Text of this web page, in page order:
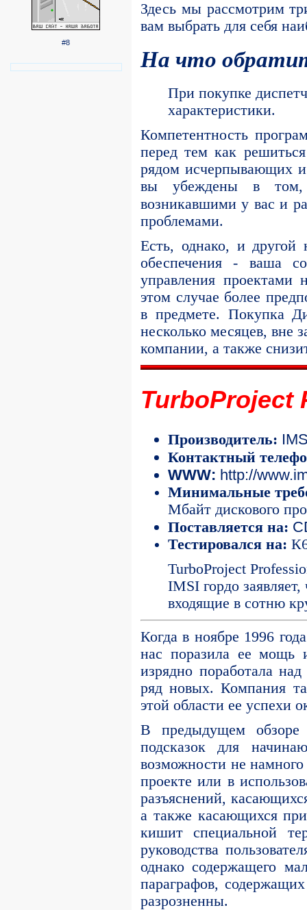
#8
Здесь мы рассмотрим
вам выбрать для себя
На что
При покупке
характеристики.
Компетентность
перед тем как
рядом исчерпывающих
вы убеждены в том,
возникавшими у вас и
проблемами.
Есть, однако, и другой
обеспечения - ваша
управления
этом случае более
в предмете. Покупка
несколько месяцев, вне
компании, а также
TurboProject
Производитель:
Контактный
WWW: http://
Минимальные
Мбайт дискового
Поставляется на:
Тестировался на:
TurboProject
IMSI гордо
входящие в сотню
Когда в ноябре 1996
нас поразила ее мощь
изрядно поработала
ряд новых. Компания
этой области ее успехи
В предыдущем обзоре
подсказок для
возможности не
проекте или в
разъяснений,
а также касающихся
кишит специальной
руководства
однако содержащего
параграфов,
разрозненны.